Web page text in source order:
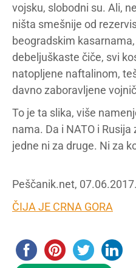
vojsku, slobodni su. Ali,
ništa smešnije od
beogradskim
debeljuškaste čiče, svi
natopljene naftalinom,
davno zaboravljene
To je ta slika, više
nama. Da i NATO i
jedne ni za druge. Ni za
Peščanik.net, 07.06.2017.
ČIJA JE CRNA GORA